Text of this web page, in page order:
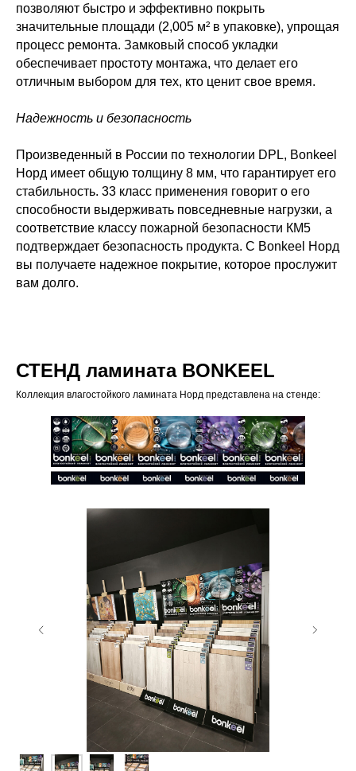
позволяют быстро и эффективно покрыть
значительные площади (2,005 м² в упаковке), упрощая
процесс ремонта. Замковый способ укладки
обеспечивает простоту монтажа, что делает его
отличным выбором для тех, кто ценит свое время.
Надежность и безопасность
Произведенный в России по технологии DPL, Bonkeel
Норд имеет общую толщину 8 мм, что гарантирует его
стабильность. 33 класс применения говорит о его
способности выдерживать повседневные нагрузки, а
соответствие классу пожарной безопасности КМ5
подтверждает безопасность продукта. С Bonkeel Норд
вы получаете надежное покрытие, которое прослужит
вам долго.
СТЕНД ламината BONKEEL
Коллекция влагостойкого ламината Норд представлена на стенде: